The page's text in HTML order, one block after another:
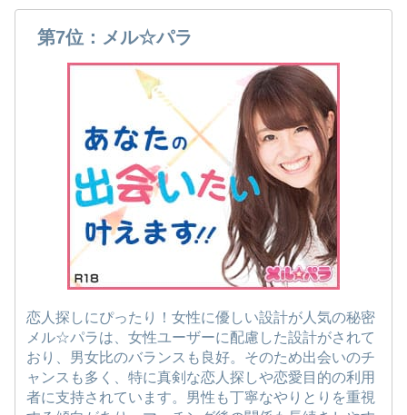
第7位：メル☆パラ
恋人探しにぴったり！女性に優しい設計が人気の秘密
メル☆パラは、女性ユーザーに配慮した設計がされて
おり、男女比のバランスも良好。そのため出会いのチ
ャンスも多く、特に真剣な恋人探しや恋愛目的の利用
者に支持されています。男性も丁寧なやりとりを重視